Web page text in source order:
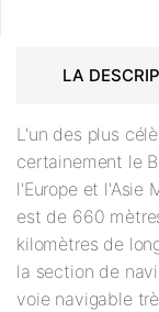
LA
L'un des plus
certainement le
l'Europe et l'Asie
est de 660
kilomètres de
la section de
voie navigable